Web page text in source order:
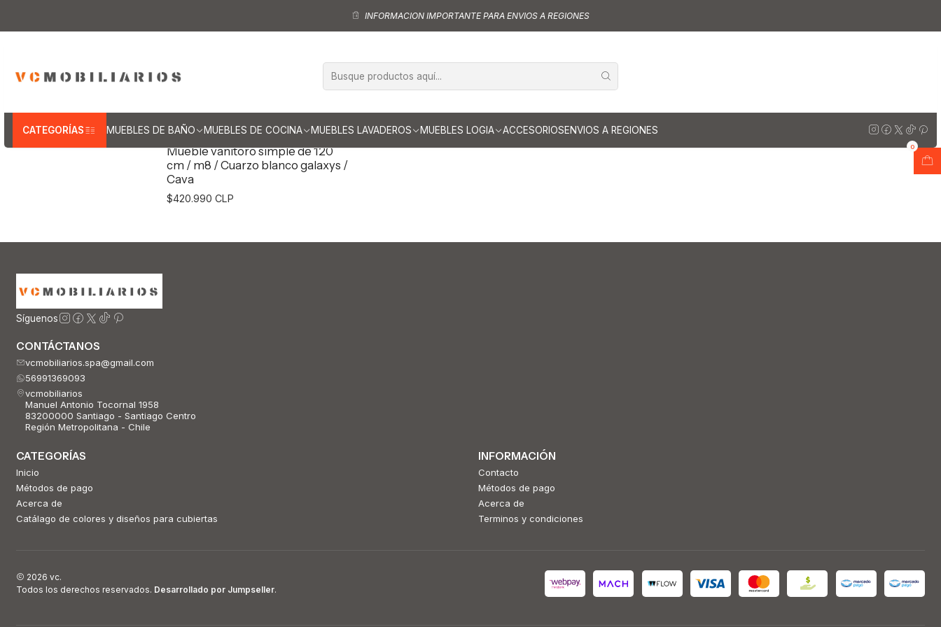
CATEGORÍAS MUEBLES DE BAÑO MUEBLES DE COCINA MUEBLES LAVADEROS MUEBLES LOGIA ACCESORIOSENVIOS A REGIONES
0
INFORMACION IMPORTANTE PARA ENVIOS A REGIONES
Muebles vanitorios al piso según medidas Muebles vanitorios al piso de 120 cm
Muebles vanitorios al piso de 120 cm
|vcmobiliarios
Mueble vanitoro simple de 120
cm / m8 / Cuarzo blanco galaxys /
Cava
$420.990 CLP
Síguenos
CONTÁCTANOS
vcmobiliarios.spa@gmail.com
56991369093
vcmobiliarios
Manuel Antonio Tocornal 1958
83200000 Santiago - Santiago Centro
Región Metropolitana - Chile
CATEGORÍAS
Inicio
Métodos de pago
Acerca de
Catálago de colores y diseños para cubiertas
INFORMACIÓN
Contacto
Métodos de pago
Acerca de
Terminos y condiciones
2026 vc.
Todos los derechos reservados. Desarrollado por Jumpseller.